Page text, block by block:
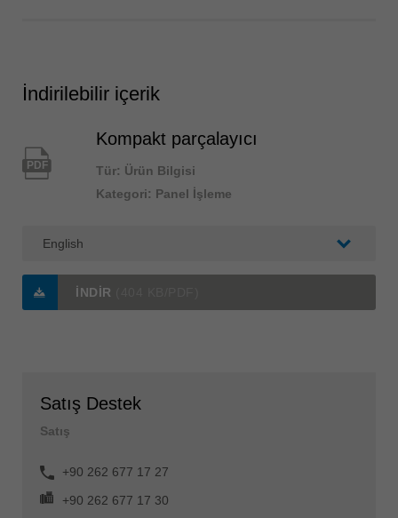
İndirilebilir içerik
PDF
Kompakt parçalayıcı
Tür: Ürün Bilgisi
Kategori: Panel İşleme
İNDIR
Satış Destek
Satış
+90 262 677 17 27
+90 262 677 17 30